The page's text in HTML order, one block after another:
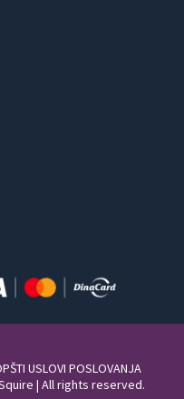
USLOVI POSLOVANJA
| All rights reserved.